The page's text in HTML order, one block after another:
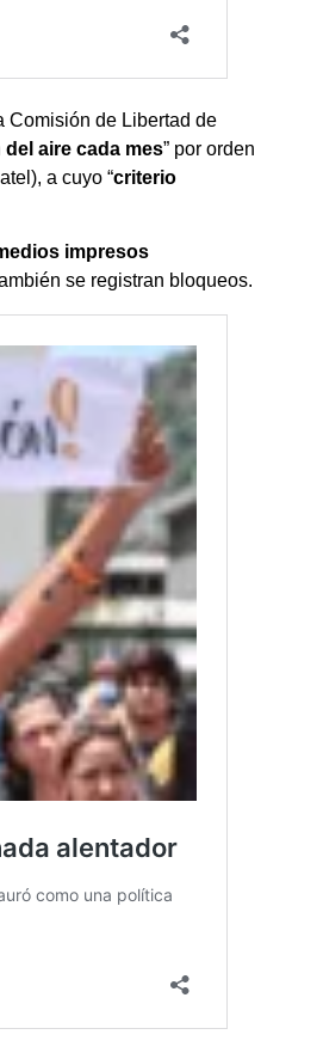
Comisión de Libertad de
aire cada mes” por orden
a cuyo “criterio
impresos
se registran bloqueos.